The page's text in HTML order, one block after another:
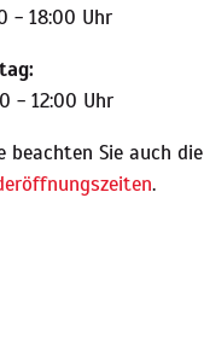
- 18:00 Uhr
- 12:00 Uhr
beachten Sie auch die
.